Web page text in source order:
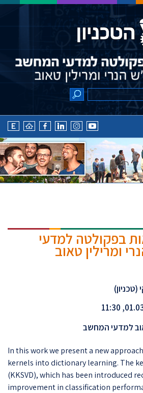
בפקולטה למדעי
ומרילין טאוב
In this work we present a new
kernels into dictionary learning. The
(KKSVD), which has been introduced
improvement in classification